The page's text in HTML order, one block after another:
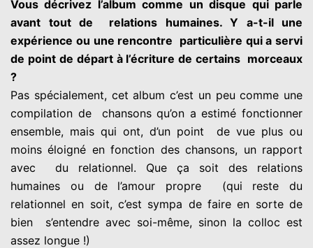
Vous décrivez l’album comme un disque qui parle
avant tout de
relations humaines. Y a-t-il une
expérience ou une rencontre particulière qui a servi
de point de départ à l’écriture de certains morceaux
?
Pas spécialement, cet album c’est un peu comme une
compilation de
chansons qu’on a estimé fonctionner
ensemble, mais qui ont, d’un point
de vue plus ou
moins éloigné en fonction des chansons, un rapport
avec
du relationnel. Que ça soit des relations
humaines ou de l’amour propre
(qui reste du
relationnel en soit, c’est sympa de faire en sorte de
bien
s’entendre avec soi-même, sinon la colloc est
assez longue !)